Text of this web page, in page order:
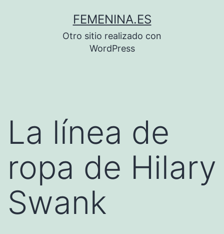
FEMENINA.ES
Otro sitio realizado con
WordPress
La línea de
ropa de Hilary
Swank